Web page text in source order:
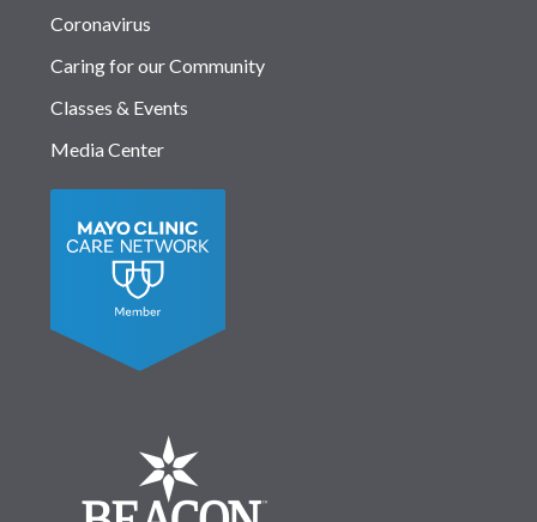
Coronavirus
Caring for our Community
Classes & Events
Media Center